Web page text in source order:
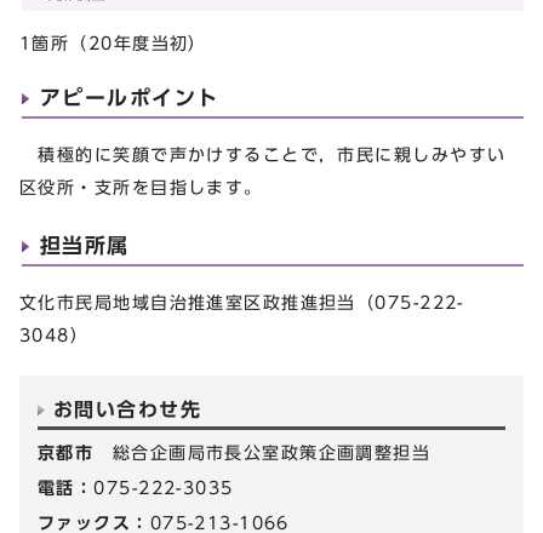
1箇所（20年度当初）
アピールポイント
積極的に笑顔で声かけすることで，市民に親しみやすい
区役所・支所を目指します。
担当所属
文化市民局地域自治推進室区政推進担当（075-222-
3048）
お問い合わせ先
京都市 総合企画局市長公室政策企画調整担当
電話：075-222-3035
ファックス： 075-213-1066